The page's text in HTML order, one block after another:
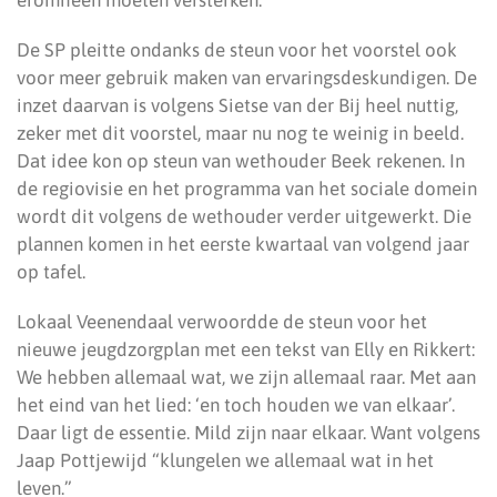
De SP pleitte ondanks de steun voor het voorstel ook
voor meer gebruik maken van ervaringsdeskundigen. De
inzet daarvan is volgens Sietse van der Bij heel nuttig,
zeker met dit voorstel, maar nu nog te weinig in beeld.
Dat idee kon op steun van wethouder Beek rekenen. In
de regiovisie en het programma van het sociale domein
wordt dit volgens de wethouder verder uitgewerkt. Die
plannen komen in het eerste kwartaal van volgend jaar
op tafel.
Lokaal Veenendaal verwoordde de steun voor het
nieuwe jeugdzorgplan met een tekst van Elly en Rikkert:
We hebben allemaal wat, we zijn allemaal raar. Met aan
het eind van het lied: ‘en toch houden we van elkaar’.
Daar ligt de essentie. Mild zijn naar elkaar. Want volgens
Jaap Pottjewijd “klungelen we allemaal wat in het
leven.”